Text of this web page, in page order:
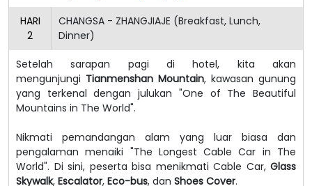
HARI
2
CHANGSA - ZHANGJIAJE (Breakfast, Lunch,
Dinner)
Setelah sarapan pagi di hotel, kita akan
mengunjungi Tianmenshan Mountain, kawasan gunung
yang terkenal dengan julukan "One of The Beautiful
Mountains in The World".
Nikmati pemandangan alam yang luar biasa dan
pengalaman menaiki "The Longest Cable Car in The
World". Di sini, peserta bisa menikmati Cable Car, Glass
Skywalk, Escalator, Eco-bus, dan Shoes Cover.